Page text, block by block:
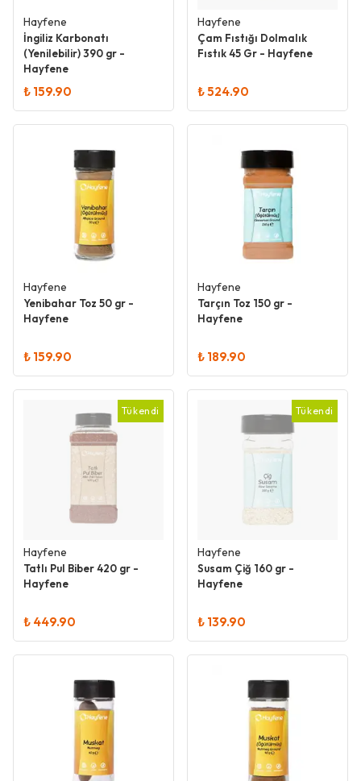
Hayfene
İngiliz Karbonatı
(Yenilebilir) 390 gr -
Hayfene
₺ 159.90
Hayfene
Çam Fıstığı Dolmalık
Fıstık 45 Gr - Hayfene
₺ 524.90
Hayfene
Yenibahar Toz 50 gr -
Hayfene
₺ 159.90
Hayfene
Tarçın Toz 150 gr -
Hayfene
₺ 189.90
Tükendi
Hayfene
Tatlı Pul Biber 420 gr -
Hayfene
₺ 449.90
Tükendi
Hayfene
Susam Çiğ 160 gr -
Hayfene
₺ 139.90